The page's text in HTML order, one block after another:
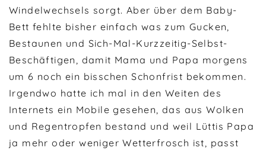
Windelwechsels sorgt. Aber über dem Baby-
Bett fehlte bisher einfach was zum Gucken,
Bestaunen und Sich-Mal-Kurzzeitig-Selbst-
Beschäftigen, damit Mama und Papa morgens
um 6 noch ein bisschen Schonfrist bekommen.
Irgendwo hatte ich mal in den Weiten des
Internets ein Mobile gesehen, das aus Wolken
und Regentropfen bestand und weil Lüttis Papa
ja mehr oder weniger Wetterfrosch ist, passt